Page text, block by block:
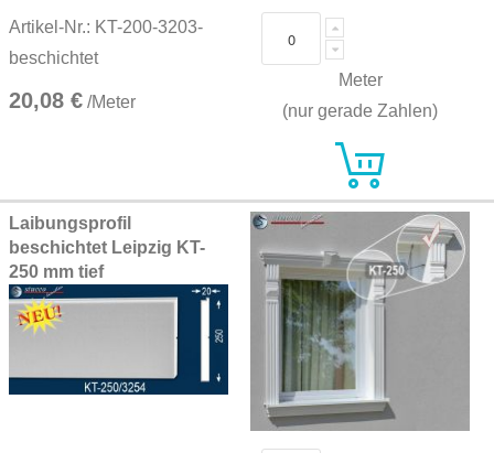
Artikel-Nr.: KT-200-3203-
beschichtet
20,08 € /Meter
Meter
(nur gerade Zahlen)
Laibungsprofil
beschichtet Leipzig KT-
250 mm tief